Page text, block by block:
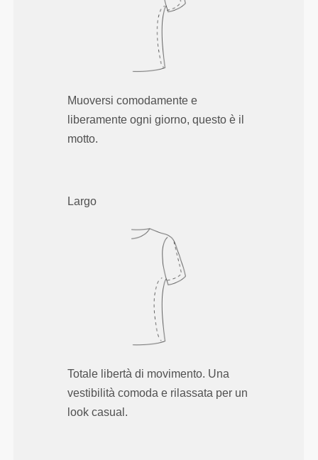
Muoversi comodamente e
liberamente ogni giorno, questo è il
motto.
Largo
Totale libertà di movimento. Una
vestibilità comoda e rilassata per un
look casual.